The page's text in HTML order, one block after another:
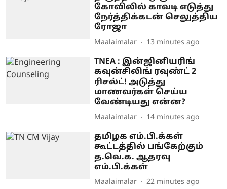
கோவிலில் காவடி எடுத்து
நேர்த்திக்கடன் செலுத்திய
ரோஜா
Maalaimalar 13 minutes ago
TNEA : இன்ஜினியரிங்
கவுன்சிலிங் ரவுண்ட் 2
ரிசல்ட்! அடுத்து
மாணவர்கள் செய்ய
வேண்டியது என்ன?
Maalaimalar 14 minutes ago
தமிழக எம்.பி.க்கள்
கூட்டத்தில் பங்கேற்கும்
த.வெ.க. ஆதரவு
எம்.பி.க்கள்
Maalaimalar 22 minutes ago